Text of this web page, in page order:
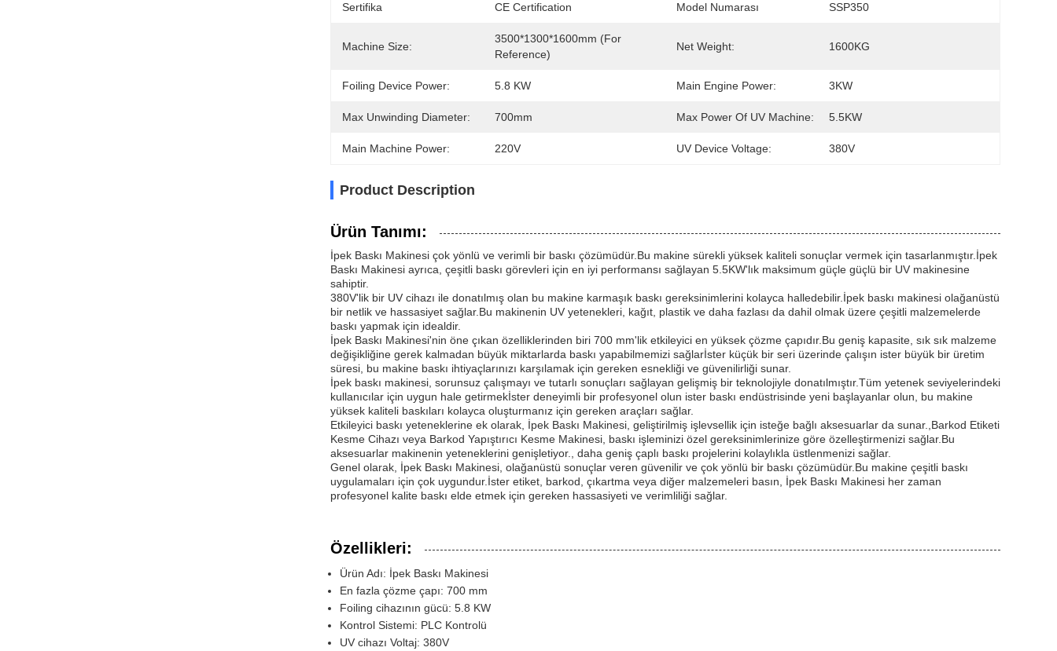
Sertifika CE Certification Model Numarası SSP350
Machine Size:
3500*1300*1600mm (for
Reference)
Net Weight: 1600KG
Foiling Device Power: 5.8 KW Main Engine Power: 3KW
Max Unwinding Diameter: 700mm Max Power Of UV Machine: 5.5KW
Main Machine Power: 220V UV Device Voltage: 380V
Product Description
Ürün Tanımı:
İpek Baskı Makinesi çok yönlü ve verimli bir baskı çözümüdür.Bu makine sürekli yüksek kaliteli sonuçlar vermek için tasarlanmıştır.İpek
Baskı Makinesi ayrıca, çeşitli baskı görevleri için en iyi performansı sağlayan 5.5KW'lık maksimum güçle güçlü bir UV makinesine
sahiptir.
380V'lik bir UV cihazı ile donatılmış olan bu makine karmaşık baskı gereksinimlerini kolayca halledebilir.İpek baskı makinesi olağanüstü
bir netlik ve hassasiyet sağlar.Bu makinenin UV yetenekleri, kağıt, plastik ve daha fazlası da dahil olmak üzere çeşitli malzemelerde
baskı yapmak için idealdir.
İpek Baskı Makinesi'nin öne çıkan özelliklerinden biri 700 mm'lik etkileyici en yüksek çözme çapıdır.Bu geniş kapasite, sık sık malzeme
değişikliğine gerek kalmadan büyük miktarlarda baskı yapabilmemizi sağlarİster küçük bir seri üzerinde çalışın ister büyük bir üretim
süresi, bu makine baskı ihtiyaçlarınızı karşılamak için gereken esnekliği ve güvenilirliği sunar.
İpek baskı makinesi, sorunsuz çalışmayı ve tutarlı sonuçları sağlayan gelişmiş bir teknolojiyle donatılmıştır.Tüm yetenek seviyelerindeki
kullanıcılar için uygun hale getirmekİster deneyimli bir profesyonel olun ister baskı endüstrisinde yeni başlayanlar olun, bu makine
yüksek kaliteli baskıları kolayca oluşturmanız için gereken araçları sağlar.
Etkileyici baskı yeteneklerine ek olarak, İpek Baskı Makinesi, geliştirilmiş işlevsellik için isteğe bağlı aksesuarlar da sunar.,Barkod Etiketi
Kesme Cihazı veya Barkod Yapıştırıcı Kesme Makinesi, baskı işleminizi özel gereksinimlerinize göre özelleştirmenizi sağlar.Bu
aksesuarlar makinenin yeteneklerini genişletiyor., daha geniş çaplı baskı projelerini kolaylıkla üstlenmenizi sağlar.
Genel olarak, İpek Baskı Makinesi, olağanüstü sonuçlar veren güvenilir ve çok yönlü bir baskı çözümüdür.Bu makine çeşitli baskı
uygulamaları için çok uygundur.İster etiket, barkod, çıkartma veya diğer malzemeleri basın, İpek Baskı Makinesi her zaman
profesyonel kalite baskı elde etmek için gereken hassasiyeti ve verimliliği sağlar.
Özellikleri:
Ürün Adı: İpek Baskı Makinesi
En fazla çözme çapı: 700 mm
Foiling cihazının gücü: 5.8 KW
Kontrol Sistemi: PLC Kontrolü
UV cihazı Voltaj: 380V